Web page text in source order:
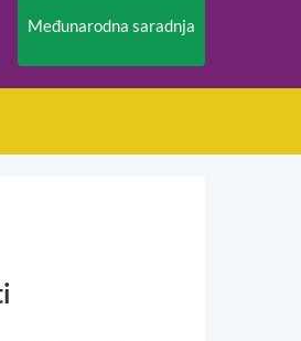
Međunarodna saradnja